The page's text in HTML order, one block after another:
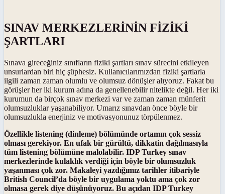
SINAV MERKEZLERİNİN FİZİKİ
ŞARTLARI
Sınava gireceğiniz sınıfların fiziki şartları sınav sürecini etkileyen
unsurlardan biri hiç şüphesiz. Kullanıcılarımızdan fiziki şartlarla
ilgili zaman zaman olumlu ve olumsuz dönüşler alıyoruz. Fakat bu
görüşler her iki kurum adına da genellenebilir nitelikte değil. Her iki
kurumun da birçok sınav merkezi var ve zaman zaman münferit
olumsuzluklar yaşanabiliyor. Umarız sınavdan önce böyle bir
olumsuzlukla enerjiniz ve motivasyonunuz törpülenmez.
Özellikle listening (dinleme) bölümünde ortamın çok sessiz
olması gerekiyor. En ufak bir gürültü, dikkatin dağılmasıyla
tüm listening bölümüne malolabilir. IDP Turkey sınav
merkezlerinde kulaklık verdiği için böyle bir olumsuzluk
yaşanması çok zor. Makaleyi yazdığımız tarihler itibariyle
British Council’da böyle bir uygulama yoktu ama çok zor
olmasa gerek diye düşünüyoruz. Bu açıdan IDP Turkey